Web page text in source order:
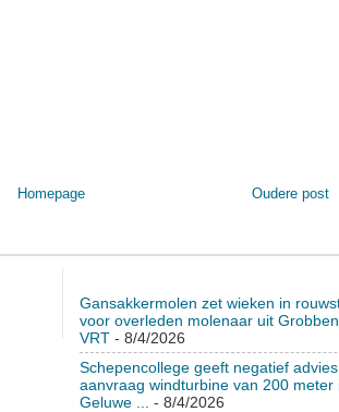
Oudere post
Homepage
Gansakkermolen zet wieken in
voor overleden molenaar uit
VRT- 8/4/2026
Schepencollege geeft negatief
aanvraag windturbine van 200 meter
Geluwe ...
- 8/4/2026